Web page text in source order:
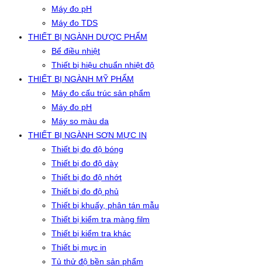
Máy đo pH
Máy đo TDS
THIẾT BỊ NGÀNH DƯỢC PHẨM
Bể điều nhiệt
Thiết bị hiệu chuẩn nhiệt độ
THIẾT BỊ NGÀNH MỸ PHẨM
Máy đo cấu trúc sản phẩm
Máy đo pH
Máy so màu da
THIẾT BỊ NGÀNH SƠN MỰC IN
Thiết bị đo độ bóng
Thiết bị đo độ dày
Thiết bị đo độ nhớt
Thiết bị đo độ phủ
Thiết bị khuấy, phân tán mẫu
Thiết bị kiểm tra màng film
Thiết bị kiểm tra khác
Thiết bị mực in
Tủ thử độ bền sản phẩm